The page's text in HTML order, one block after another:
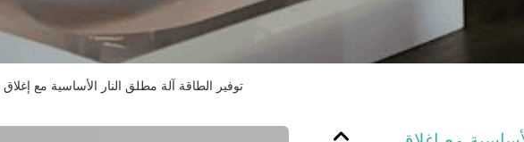
توفير الطاقة آلة مطلق النار الأساسية مع